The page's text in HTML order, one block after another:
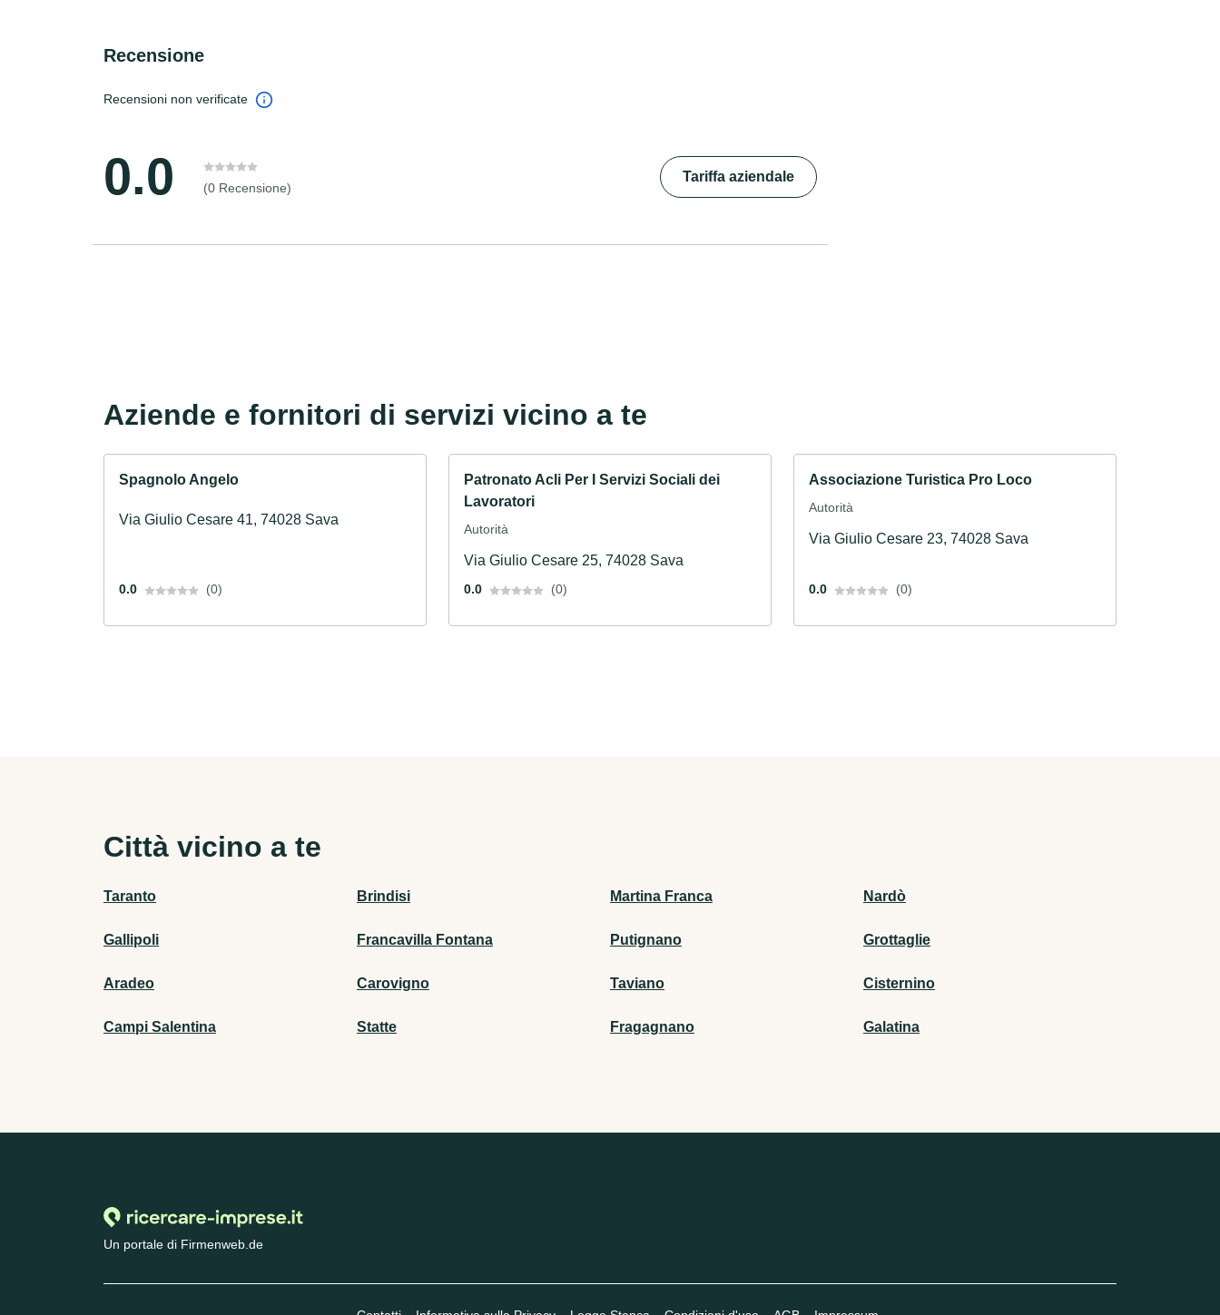
Recensione
Recensioni non verificate
0.0 (0 Recensione)
Tariffa aziendale
Aziende e fornitori di servizi vicino a te
Spagnolo Angelo
Via Giulio Cesare 41, 74028 Sava
0.0 (0)
Patronato Acli Per I Servizi Sociali dei
Lavoratori
Autorità
Via Giulio Cesare 25, 74028 Sava
0.0 (0)
Associazione Turistica Pro Loco
Autorità
Via Giulio Cesare 23, 74028 Sava
0.0 (0)
Città vicino a te
Taranto Brindisi Martina Franca Nardò
Gallipoli Francavilla Fontana Putignano Grottaglie
Aradeo Carovigno Taviano Cisternino
Campi Salentina Statte Fragagnano Galatina
Un portale di Firmenweb.de